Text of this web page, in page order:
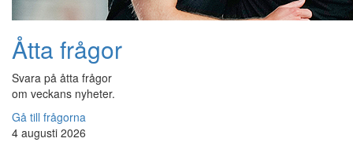
Åtta frågor
Svara på åtta frågor
om veckans nyheter.
Gå till frågorna
4 augusti 2026